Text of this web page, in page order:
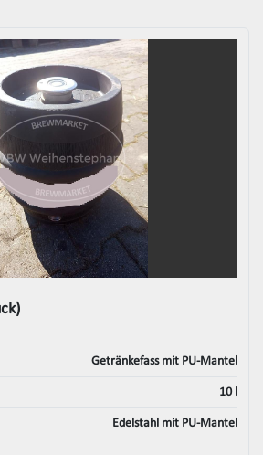
Getränkefass mit PU-Mantel
10 l
Edelstahl mit PU-Mantel